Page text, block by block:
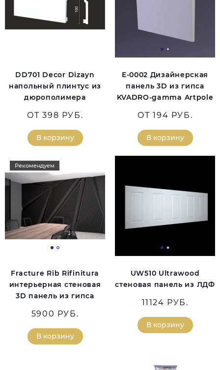
DD701 Decor Dizayn
напольный плинтус из
дюрополимера
ОТ 398 РУБ.
В корзину
E-0002 Дизайнерская
панель 3D из гипса
KVADRO-gamma Artpole
ОТ 194 РУБ.
В корзину
Рекомендуем
Fracture Rib Rifinitura
интерьерная стеновая
3D панель из гипса
5900 РУБ.
В корзину
UW510 Ultrawood
стеновая панель из ЛДФ
11124 РУБ.
В корзину